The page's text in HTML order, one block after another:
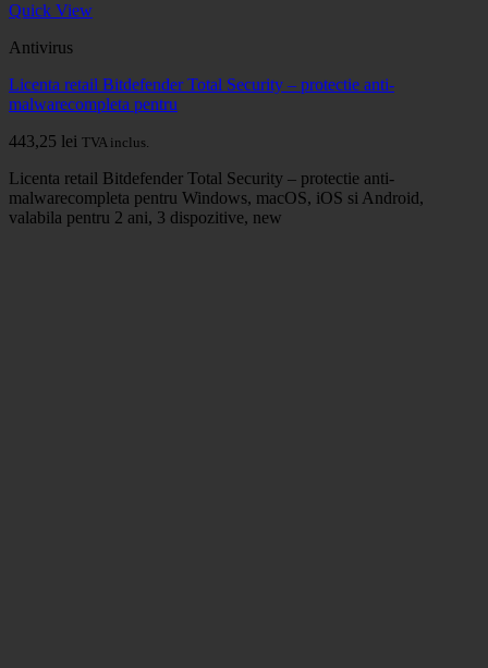
Quick View
Antivirus
Licenta retail Bitdefender Total Security – protectie anti-
malwarecompleta pentru
443,25 lei TVA inclus.
Licenta retail Bitdefender Total Security – protectie anti-
malwarecompleta pentru Windows, macOS, iOS si Android,
valabila pentru 2 ani, 3 dispozitive, new